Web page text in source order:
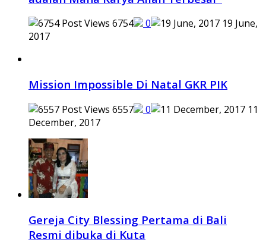
6754 0
19 June,
2017
Mission Impossible Di Natal GKR PIK
6557 0
11
December, 2017
Gereja City Blessing Pertama di Bali
Resmi dibuka di Kuta